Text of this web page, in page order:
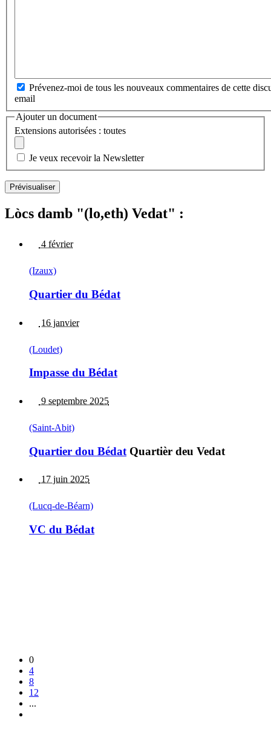
Prévenez-moi de tous les nouveaux commentaires de cette
email
Ajouter un document
Extensions autorisées : toutes
Je veux recevoir la Newsletter
Lòcs damb "(lo,eth) Vedat" :
4 février
(Izaux)
Quartier du Bédat
16 janvier
(Loudet)
Impasse du Bédat
9 septembre 2025
(Saint-Abit)
Quartier dou Bédat Quartièr deu Vedat
17 juin 2025
(Lucq-de-Béarn)
VC du Bédat
0
4
8
12
...